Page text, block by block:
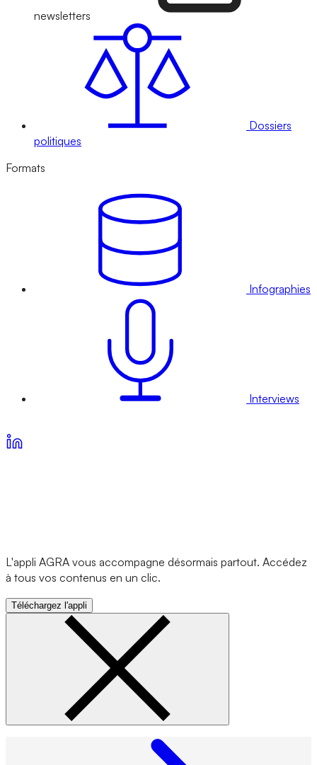
newsletters
Dossiers
politiques
Formats
Infographies
Interviews
L'appli AGRA vous accompagne désormais partout. Accédez
à tous vos contenus en un clic.
Téléchargez l'appli